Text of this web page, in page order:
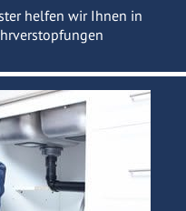
helfen wir Ihnen in